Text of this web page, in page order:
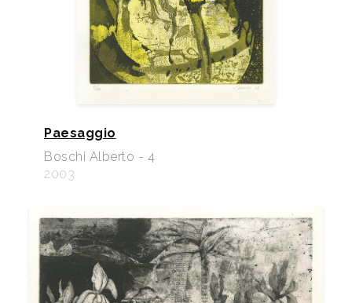
Paesaggio
Boschi Alberto - 4
2003